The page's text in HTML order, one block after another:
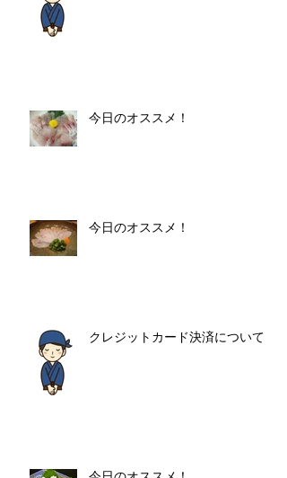
今日のオススメ！
今日のオススメ！
クレジットカード決済について